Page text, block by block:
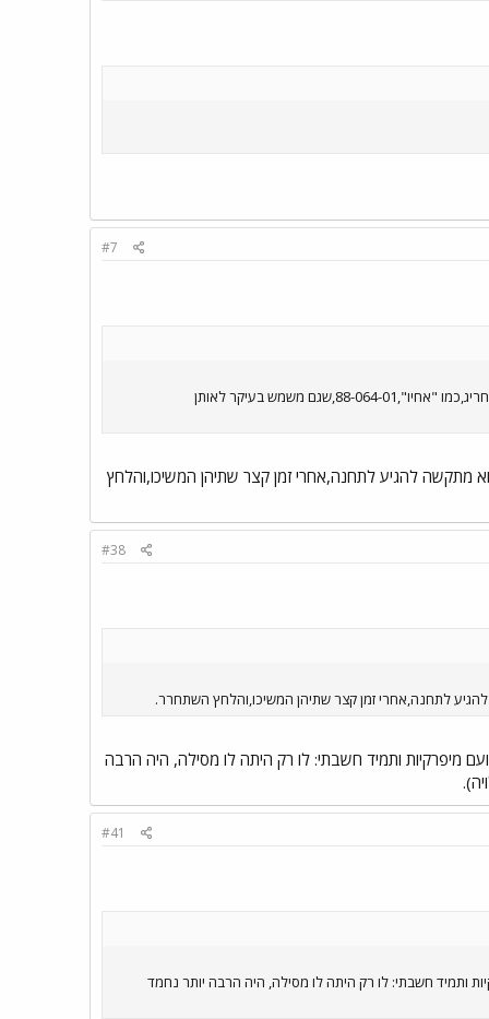
#7
MARS של אגד-ערד,88-129-01,לרוב משמש להסעות עובדי בתי-המלון בעין-בוקק,הרעש שהוא מקים בזמן הנסיעה,זה משהו חריג,כמו "אחיו",88-064-01,שגם משמש בעיקר לאותן
בקו 67(הראשונה מוסתרת ע"י השניה,זו שבתמונה),שתיהן עצרו לאותה התחנה,ואני בקו 61,והוא מתקשה להגיע לתחנה,אחרי זמן קצר שתיהן המשיכו,והלחץ
#38
ועם מיפרקיות ותמיד חשבתי: לו רק היתה לו מסילה, היה הרבה
#41
ותמיד חשבתי: לו רק היתה לו מסילה, היה הרבה יותר נחמד